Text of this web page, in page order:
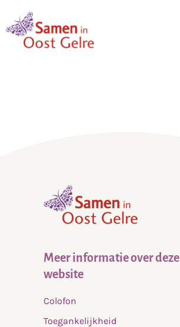
Meer informatie over deze
website
Colofon
Toegankelijkheid